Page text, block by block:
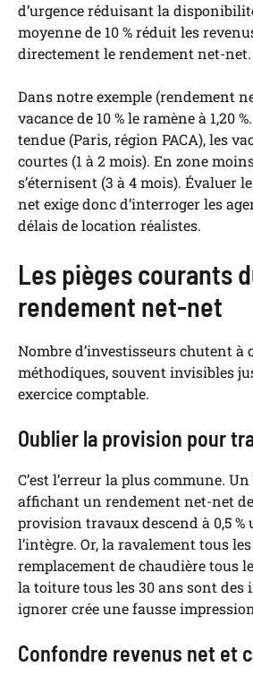
d’urgence réduisant la
moyenne de 10 % réduit les
directement le rendement net-net.
Dans notre exemple (rendement
vacance de 10 % le ramène à 1,20
tendue (Paris, région PACA), les
courtes (1 à 2 mois). En zone
s’éternisent (3 à 4 mois). Évaluer
net exige donc d’interroger les
délais de location réalistes.
Les pièges courants
rendement net-net
Nombre d’investisseurs chutent à
méthodiques, souvent invisibles
exercice comptable.
Oublier la provision pour
C’est l’erreur la plus commune.
affichant un rendement net-net de
provision travaux descend à 0,5 %
l’intègre. Or, la ravalement tous les
remplacement de chaudière tous
la toiture tous les 30 ans sont des
ignorer crée une fausse
Confondre revenus net et